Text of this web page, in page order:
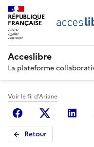
RÉPUBLIQUE
FRANÇAISE
Acceslibre
La plateforme
Voir le fil d'Ariane
FacebookX
Retour